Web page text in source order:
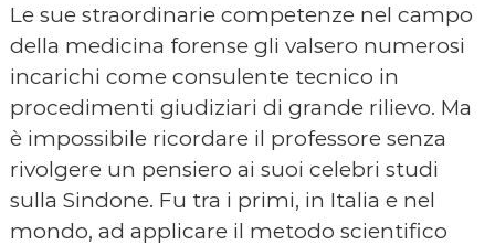
Le sue straordinarie competenze nel campo
della medicina forense gli valsero numerosi
incarichi come consulente tecnico in
procedimenti giudiziari di grande rilievo. Ma
è impossibile ricordare il professore senza
rivolgere un pensiero ai suoi celebri studi
sulla Sindone. Fu tra i primi, in Italia e nel
mondo, ad applicare il metodo scientifico